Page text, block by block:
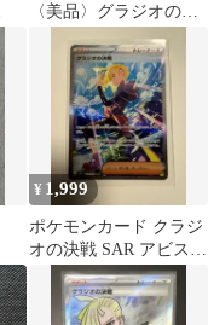
〈美品〉グラジオの決
¥ 1,999
ポケモンカード クラジ
オの決戦 SAR アビスア